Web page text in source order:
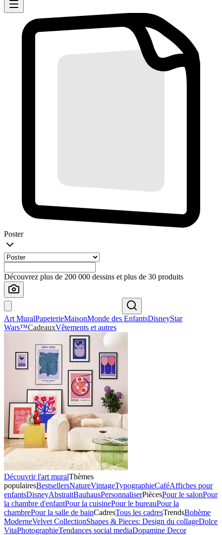
Poster
Découvrez plus de 200 000 dessins et plus de 30 produits
Art MuralPapeterieMaisonMonde des EnfantsDisneyStar
Wars™CadeauxVêtements et autres
Découvrir l'art muralThèmes
populairesBestsellersNatureVintageTypographieCaféAffiches pour
enfantsDisneyAbstraitBauhausPersonnaliserPiècesPour le salonPour
la chambre d'enfantPour la cuisinePour le bureauPour la
chambrePour la salle de bainCadresTous les cadresTrendsBohème
ModerneVelvet CollectionShapes & Pieces: Design du collageDolce
VitaPhotographieTendances social mediaDopamine Decor